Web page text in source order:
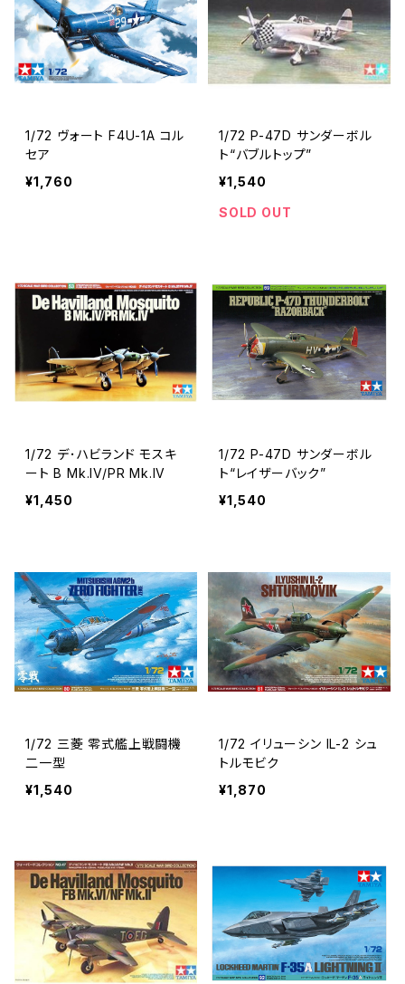
1/72 ヴォート F4U-1A コル
セア
¥1,760
1/72 P-47D サンダーボル
ト“バブルトップ”
¥1,540
SOLD OUT
1/72 デ･ハビランド モスキ
ート B Mk.IV/PR Mk.IV
¥1,450
1/72 P-47D サンダーボル
ト“レイザーバック”
¥1,540
1/72 三菱 零式艦上戦闘機
二一型
¥1,540
1/72 イリューシン IL-2 シュ
トルモビク
¥1,870